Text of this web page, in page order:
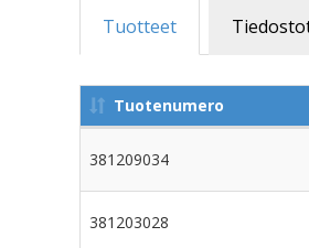
Tuotteet
Tuotenumero
381209034
381203028